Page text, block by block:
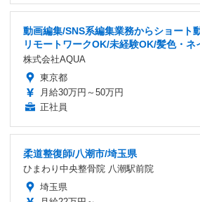
動画編集/SNS系編集業務からショート
リモートワークOK/未経験OK/髪色・ネ
株式会社AQUA
東京都
月給30万円～50万円
正社員
柔道整復師/八潮市/埼玉県
ひまわり中央整骨院 八潮駅前院
埼玉県